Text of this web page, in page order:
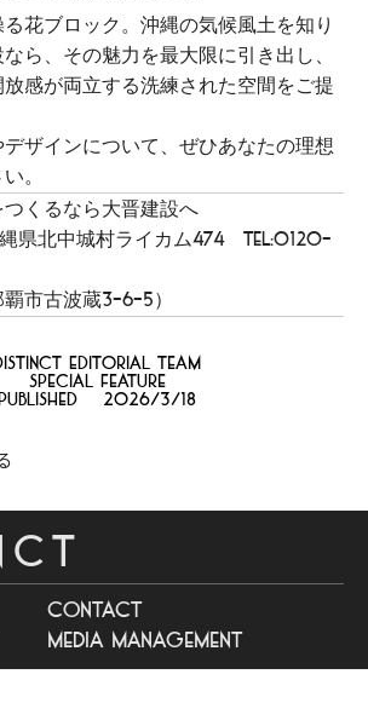
花ブロック。沖縄の気候風土を知り
ら、その魅力を最大限に引き出し、
感が両立する洗練された空間をご提
ザインについて、ぜひあなたの理想
。
くるなら大晋建設へ
県北中城村ライカム474 TEL:0120-
覇市古波蔵3-6-5）
Editorial team
Special feature
Published 2026/3/18
contact
media management